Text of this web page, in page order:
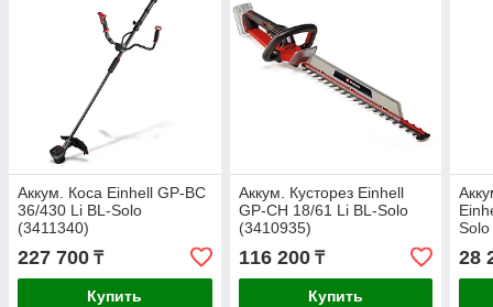
Аккум. Коса Einhell GP-BC
36/430 Li BL-Solo
(3411340)
227 700 ₸
Купить
Аккум. Кусторез Einhell
GP-CH 18/61 Li BL-Solo
(3410935)
116 200₸
Купить
28